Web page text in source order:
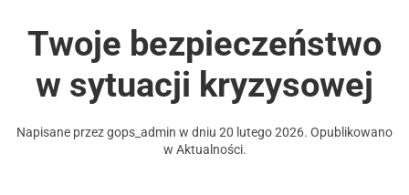
Twoje bezpieczeństwo
w sytuacji kryzysowej
Napisane przezgops_admin w dniu 20 lutego 2026. Opublikowano
w Aktualności.